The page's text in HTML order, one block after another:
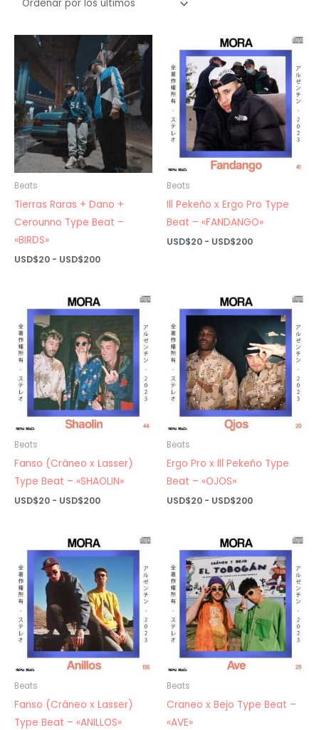
últimos
Beats
Tierras Raras + Dano +
Cerounno Type Beat –
«BIRDS»
USD$20 - USD$200Rango
USD$20
hasta
Beats
Ill Pekeño x Ergo Pro Type
Beat – «FANDANGO»
USD$20 - USD$200Rango
USD$200
Beats
Fanso (Cráneo x Lasser)
Type Beat – «SHAOLIN»
USD$20 - USD$200Rango
USD$20
hasta
USD$200
Beats
Ergo Pro x Ill Pekeño Type
Beat – «OJOS»
USD$20 - USD$200Rango
USD$20
hasta
USD$200
Beats
Fanso (Cráneo x Lasser)
Type Beat – «ANILLOS»
Beats
Craneo x Bejo Type Beat –
«AVE»